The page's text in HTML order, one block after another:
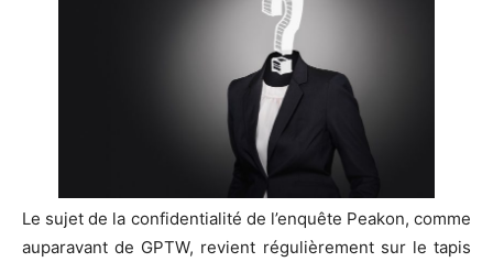
Le sujet de la confidentialité de l’enquête Peakon, comme
auparavant de GPTW, revient régulièrement sur le tapis